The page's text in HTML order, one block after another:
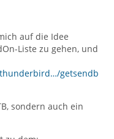
auf die Idee
Liste zu gehen, und
getsendb
sondern auch ein